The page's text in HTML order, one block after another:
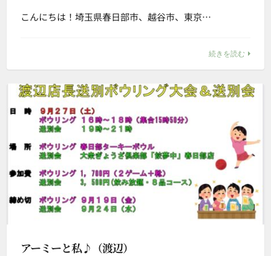
こんにちは！埼玉県春日部市、越谷市、東京…
続きを読む
アーミーと私♪（渡辺）